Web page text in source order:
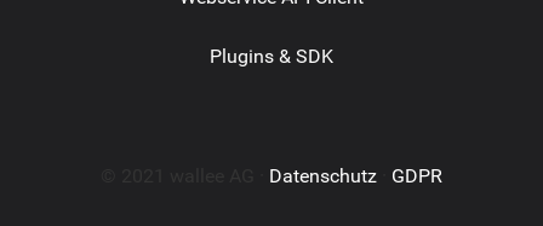
Plugins & SDK
Datenschutz GDPR